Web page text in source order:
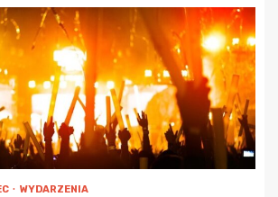
WYDARZENIA